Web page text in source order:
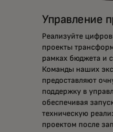
Управление
Реализуйте
проекты
рамках бюджета и
Команды наших
предоставляют
поддержку в
обеспечивая
техническую
проектом после